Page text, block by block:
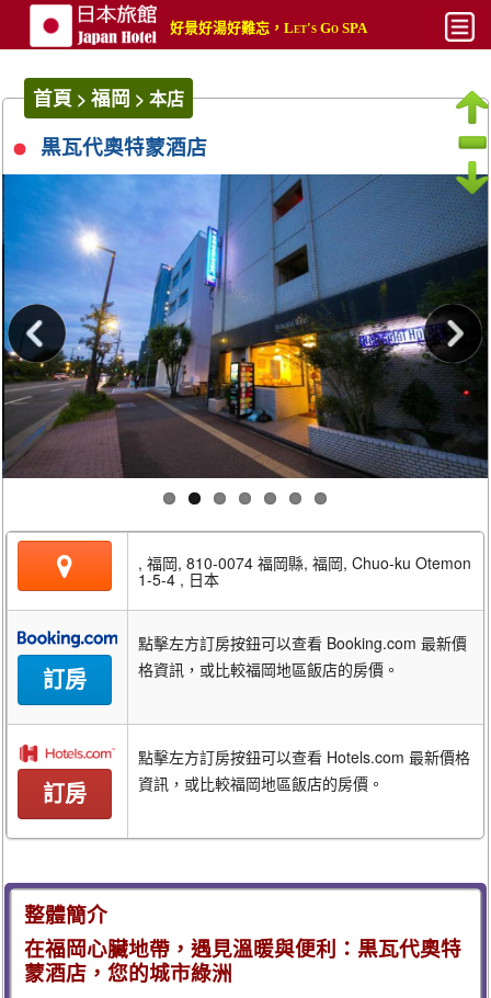
好景好湯好難忘，Let's Go SPA
最新
平價
熱門
奢華
攻略文章
攻略影片
搜尋
帳號
首頁 > 福岡 > 本店
黒瓦代奧特蒙酒店
, 福岡, 810-0074 福岡縣, 福岡, Chuo-ku Otemon
1-5-4 , 日本
訂房
點擊左方訂房按鈕可以查看 Booking.com 最新價
格資訊，或比較福岡地區飯店的房價。
訂房
點擊左方訂房按鈕可以查看 Hotels.com 最新價格
資訊，或比較福岡地區飯店的房價。
整體簡介
在福岡心臟地帶，遇見溫暖與便利：黒瓦代奧特
蒙酒店，您的城市綠洲